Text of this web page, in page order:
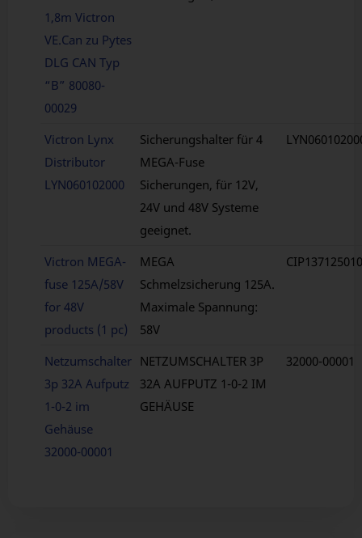
1,8m Victron
VE.Can zu Pytes
DLG CAN Typ
“B” 80080-
00029
Victron Lynx
Distributor
LYN060102000
Sicherungshalter für 4
MEGA-Fuse
Sicherungen, für 12V,
24V und 48V Systeme
geeignet.
Victron MEGA-
fuse 125A/58V
for 48V
products (1 pc)
MEGA
Schmelzsicherung 125A.
Maximale Spannung:
58V
CIP137125010
Netzumschalter
3p 32A Aufputz
1-0-2 im
Gehäuse
32000-00001
NETZUMSCHALTER 3P
32A AUFPUTZ 1-0-2 IM
GEHÄUSE
32000-00001